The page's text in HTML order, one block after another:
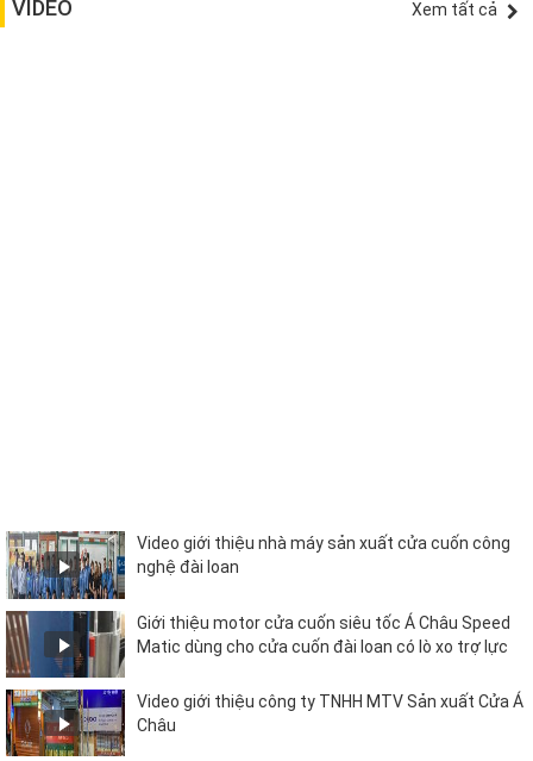
VIDEO Xem tất cả
Video giới thiệu nhà máy sản xuất cửa cuốn công
nghệ đài loan
Giới thiệu motor cửa cuốn siêu tốc Á Châu Speed
Matic dùng cho cửa cuốn đài loan có lò xo trợ lực
Video giới thiệu công ty TNHH MTV Sản xuất Cửa Á
Châu